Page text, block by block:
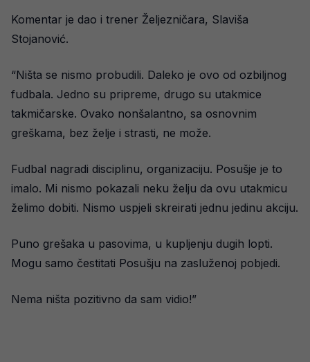
Komentar je dao i trener Željezničara, Slaviša
Stojanović.
“Ništa se nismo probudili. Daleko je ovo od ozbiljnog
fudbala. Jedno su pripreme, drugo su utakmice
takmičarske. Ovako nonšalantno, sa osnovnim
greškama, bez želje i strasti, ne može.
Fudbal nagradi disciplinu, organizaciju. Posušje je to
imalo. Mi nismo pokazali neku želju da ovu utakmicu
želimo dobiti. Nismo uspjeli skreirati jednu jedinu akciju.
Puno grešaka u pasovima, u kupljenju dugih lopti.
Mogu samo čestitati Posušju na zasluženoj pobjedi.
Nema ništa pozitivno da sam vidio!”